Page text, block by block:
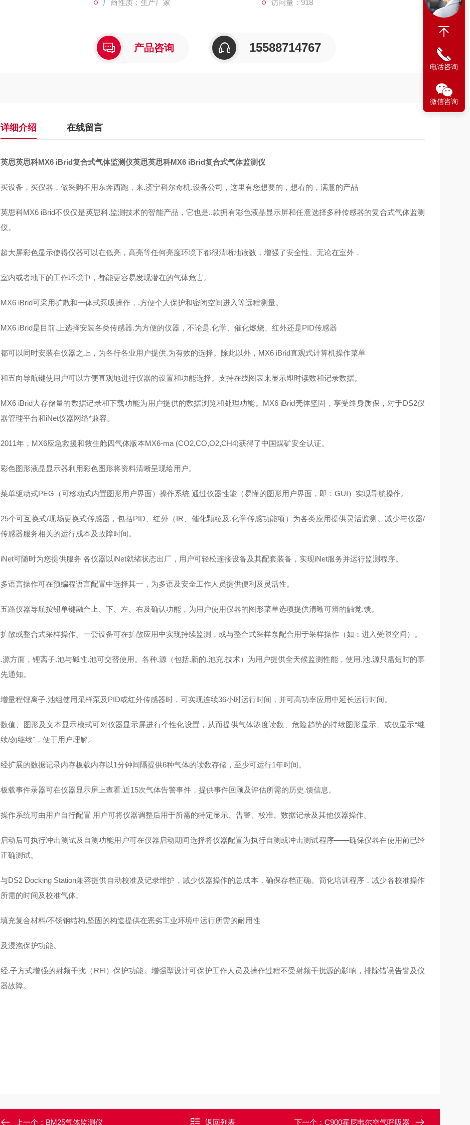
厂商性质：生产厂家 访问量：918
产品咨询 15588714767
详细介绍 在线留言
英思英思科MX6 iBrid复合式气体监测仪英思英思科MX6 iBrid复合式气体监测仪
买设备，买仪器，做采购不用东奔西跑，来.济宁科尔奇机.设备公司，这里有您想要的，想看的，满意的产品
英思科MX6 iBrid不仅仅是英思科.监测技术的智能产品，它也是..款拥有彩色液晶显示屏和任意选择多种传感器的复合式气体监测
仪。
超大屏彩色显示使得仪器可以在低亮，高亮等任何亮度环境下都很清晰地读数，增强了安全性。无论在室外，
室内或者地下的工作环境中，都能更容易发现潜在的气体危害。
MX6 iBrid可采用扩散和一体式泵吸操作，.方便个人保护和密闭空间进入等远程测量。
MX6 iBrid是目前.上选择安装各类传感器.为方便的仪器，不论是.化学、催化燃烧、红外还是PID传感器
都可以同时安装在仪器之上，为各行各业用户提供.为有效的选择。除此以外，MX6 iBrid直观式计算机操作菜单
和五向导航键使用户可以方便直观地进行仪器的设置和功能选择。支持在线图表来显示即时读数和记录数据。
MX6 iBrid大存储量的数据记录和下载功能为用户提供的数据浏览和处理功能。MX6 iBrid壳体坚固，享受终身质保，对于DS2仪
器管理平台和iNet仪器网络*兼容。
2011年，MX6应急救援和救生舱四气体版本MX6-ma (CO2,CO,O2,CH4)获得了中国煤矿安全认证。
彩色图形液晶显示器利用彩色图形将资料清晰呈现给用户。
菜单驱动式PEG（可移动式内置图形用户界面）操作系统 通过仪器性能（易懂的图形用户界面，即：GUI）实现导航操作。
25个可互换式/现场更换式传感器，包括PID、红外（IR、催化颗粒及.化学传感功能项）为各类应用提供灵活监测。减少与仪器/
传感器服务相关的运行成本及故障时间。
iNet可随时为您提供服务 各仪器以iNet就绪状态出厂，用户可轻松连接设备及其配套装备，实现iNet服务并运行监测程序。
多语言操作可在预编程语言配置中选择其一，为多语及安全工作人员提供便利及灵活性。
五路仪器导航按钮单键融合上、下、左、右及确认功能，为用户使用仪器的图形菜单选项提供清晰可辨的触觉.馈。
扩散或整合式采样操作。一套设备可在扩散应用中实现持续监测，或与整合式采样泵配合用于采样操作（如：进入受限空间）。
.源方面，锂离子.池与碱性.池可交替使用。各种.源（包括.新的.池充.技术）为用户提供全天候监测性能，使用.池.源只需短时的事
先通知。
增量程锂离子.池组使用采样泵及PID或红外传感器时，可实现连续36小时运行时间，并可高功率应用中延长运行时间。
数值、图形及文本显示模式可对仪器显示屏进行个性化设置，从而提供气体浓度读数、危险趋势的持续图形显示、或仅显示“继
续/勿继续"，便于用户理解。
经扩展的数据记录内存板载内存以1分钟间隔提供6种气体的读数存储，至少可运行1年时间。
板载事件录器可在仪器显示屏上查看.近15次气体告警事件，提供事件回顾及评估所需的历史.馈信息。
操作系统可由用户自行配置 用户可将仪器调整后用于所需的特定显示、告警、校准、数据记录及其他仪器操作。
启动后可执行冲击测试及自测功能用户可在仪器启动期间选择将仪器配置为执行自测或冲击测试程序——确保仪器在使用前已经
正确测试。
与DS2 Docking Station兼容提供自动校准及记录维护，减少仪器操作的总成本，确保存档正确。简化培训程序，减少各校准操作
所需的时间及校准气体。
填充复合材料/不锈钢结构,坚固的构造提供在恶劣工业环境中运行所需的耐用性
及浸泡保护功能。
经.子方式增强的射频干扰（RFI）保护功能。增强型设计可保护工作人员及操作过程不受射频干扰源的影响，排除错误告警及仪
器故障。
上一个： BM25气体监测仪 返回列表 下一个： C900霍尼韦尔空气呼吸器
电话咨询
微信咨询